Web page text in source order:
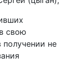
свою
получении не